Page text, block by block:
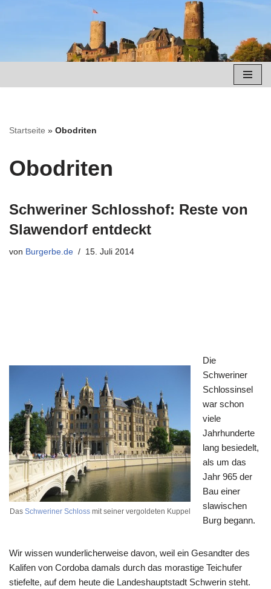
springen
Startseite » Obodriten
Obodriten
Schweriner Schlosshof: Reste von
Slawendorf entdeckt
von Burgerbe.de 15. Juli 2014
Das Schweriner Schlossmit seiner vergoldeten Kuppel
Die
Schweriner
Schlossinsel
war schon
viele
Jahrhunderte
lang besiedelt,
als um das
Jahr 965 der
Bau einer
slawischen
Burg begann.
Wir wissen wunderlicherweise davon, weil ein Gesandter des
Kalifen von Cordoba damals durch das morastige Teichufer
stiefelte, auf dem heute die Landeshauptstadt Schwerin steht.